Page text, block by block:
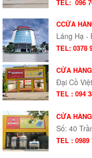
TEL: 096
CCỬA
Láng Hạ -
TEL: 0378
CỬA
Đại Cồ
TEL : 094
CỬA
Số: 40
TEL : 0989